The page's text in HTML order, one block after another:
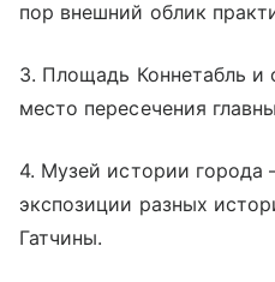
пор внешний облик
3. Площадь Коннетабль
место пересечения
4. Музей истории города
экспозиции разных
Гатчины.